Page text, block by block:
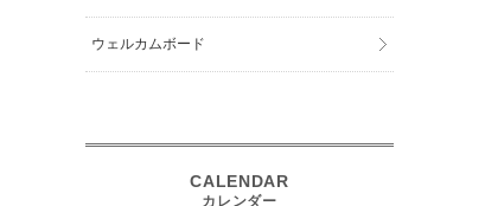
ウェルカムボード